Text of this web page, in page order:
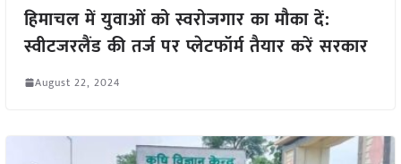
हिमाचल में युवाओं को स्वरोजगार का मौका दें:
स्वीटजरलैंड की तर्ज पर प्लेटफॉर्म तैयार करें सरकार
August 22, 2024